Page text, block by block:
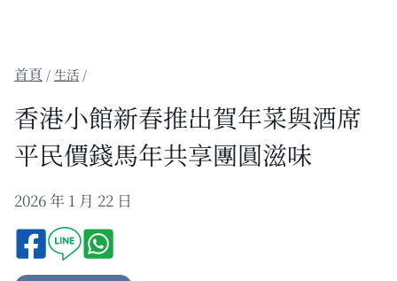
/生活 /
香港小館新春推出賀年菜與酒席
平民價錢馬年共享團圓滋味
2026 年 1 月 22 日